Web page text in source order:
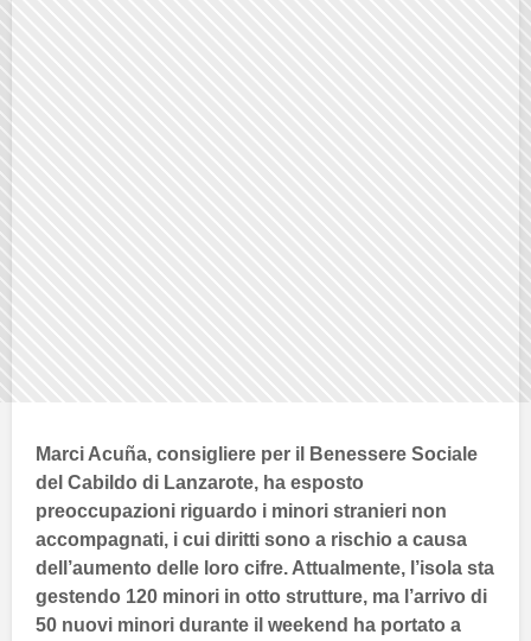
Marci Acuña, consigliere per il
Benessere Sociale
del Cabildo di Lanzarote, ha esposto
preoccupazioni riguardo i minori stranieri non
accompagnati, i cui diritti sono a rischio a causa
dell’aumento delle loro cifre. Attualmente, l’isola sta
gestendo 120 minori in otto strutture, ma l’arrivo di
50 nuovi minori durante il weekend ha portato a